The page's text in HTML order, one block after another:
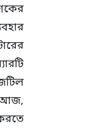
আজ,